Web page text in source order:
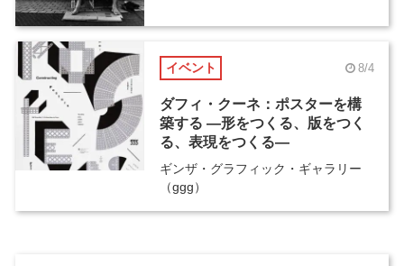
イベント 8/4
ダフィ・クーネ：ポスターを構
築する ―形をつくる、版をつく
る、表現をつくる―
ギンザ・グラフィック・ギャラリー
（ggg）